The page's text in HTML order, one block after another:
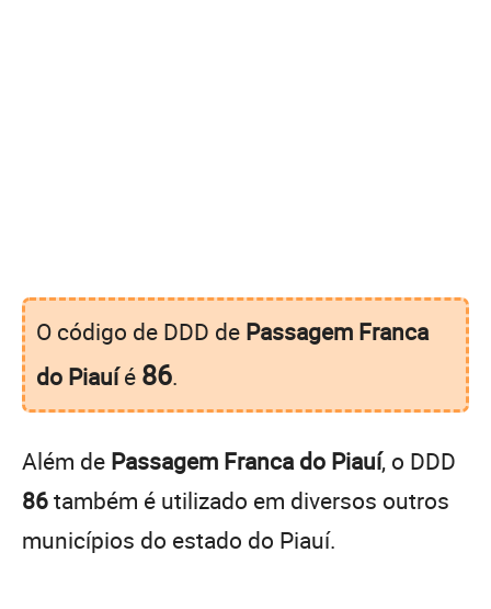
O código de DDD de Passagem Franca
do Piauíé 86.
Além de Passagem Franca do Piauí, o DDD
86também é utilizado em diversos outros
municípios do estado do Piauí.